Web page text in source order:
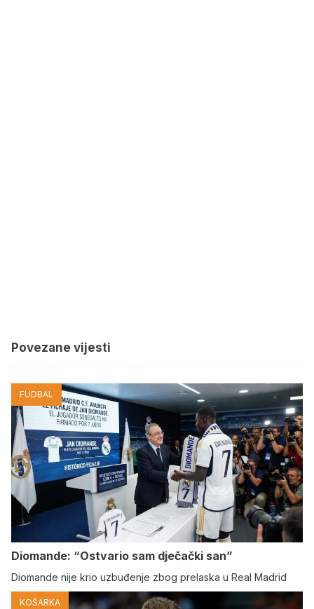
Povezane vijesti
FUDBAL
Diomande: “Ostvario sam dječački san”
Diomande nije krio uzbuđenje zbog prelaska u Real Madrid
KOŠARKA